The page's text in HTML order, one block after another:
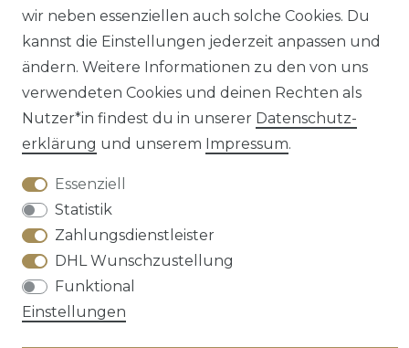
wir neben essenziellen auch solche Cookies. Du
kannst die Einstellungen jederzeit anpassen und
ändern. Weitere Informationen zu den von uns
verwendeten Cookies und deinen Rechten als
Nutzer*in findest du in unserer Daten­schutz­
erklärung und unserem Impressum.
Essenziell
Statistik
Zahlungsdienstleister
DHL Wunschzustellung
Funktional
Einstellungen
VERTRAG WIDERRUFEN Kontakt